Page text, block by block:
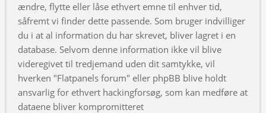
ændre, flytte eller låse ethvert emne til enhver tid,
såfremt vi finder dette passende. Som bruger indvilliger
du i at al information du har skrevet, bliver lagret i en
database. Selvom denne information ikke vil blive
videregivet til tredjemand uden dit samtykke, vil
hverken "Flatpanels forum" eller phpBB blive holdt
ansvarlig for ethvert hackingforsøg, som kan medføre at
dataene bliver kompromitteret